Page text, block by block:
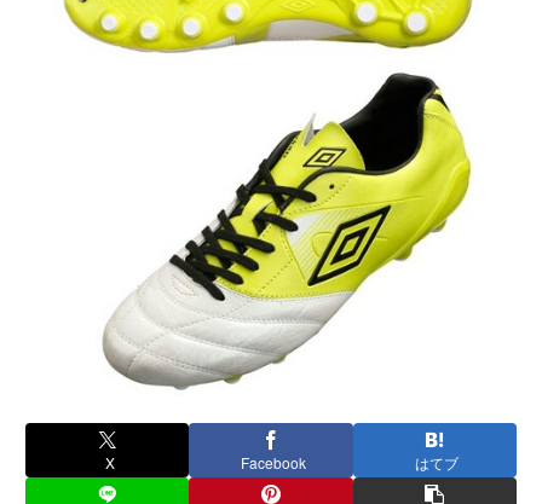
X Facebook はてブ